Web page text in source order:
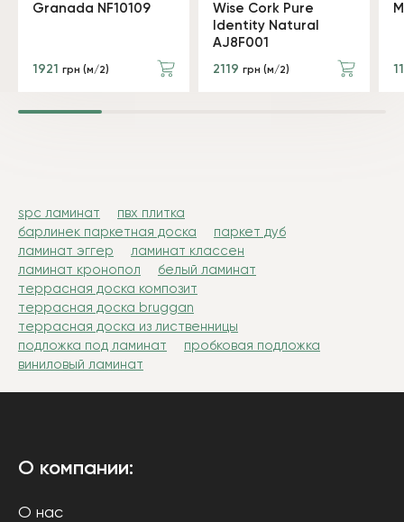
Granada NF10109
1921 грн (м/2)
Wise Cork Pure
Identity Natural
AJ8F001
2119 грн (м/2)
spc ламинат
пвх плитка
барлинек паркетная доска
паркет дуб
ламинат эггер
ламинат классен
ламинат кронопол
белый ламинат
террасная доска композит
террасная доска bruggan
террасная доска из лиственницы
подложка под ламинат
пробковая подложка
виниловый ламинат
О компании:
О нас